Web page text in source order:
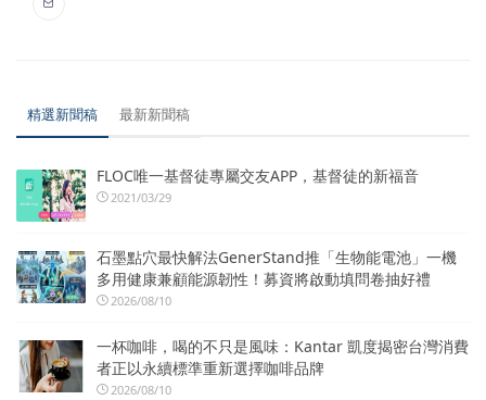
精選新聞稿 最新新聞稿
FLOC唯一基督徒專屬交友APP，基督徒的新福音
2021/03/29
石墨點穴最快解法GenerStand推「生物能電池」一機
多用健康兼顧能源韌性！募資將啟動填問卷抽好禮
2026/08/10
一杯咖啡，喝的不只是風味：Kantar 凱度揭密台灣消費
者正以永續標準重新選擇咖啡品牌
2026/08/10